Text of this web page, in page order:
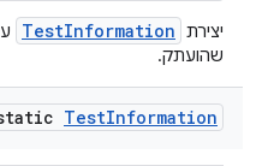
יצירת TestInformation
שהועתק.
TestInformation